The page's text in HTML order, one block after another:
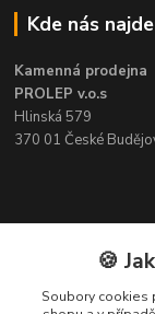
Kde nás
Kamenná prodejna
PROLEP v.o.s
Hlinská 579
370 01 České
Kontakt
Pavel Šedivý
🍪
Soubory cookies